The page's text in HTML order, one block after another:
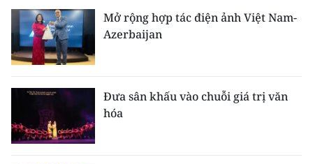
Mở rộng hợp tác điện ảnh Việt Nam-
Azerbaijan
Đưa sân khấu vào chuỗi giá trị văn
hóa